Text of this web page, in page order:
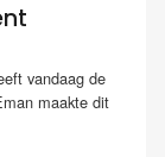
vandaag de
maakte dit